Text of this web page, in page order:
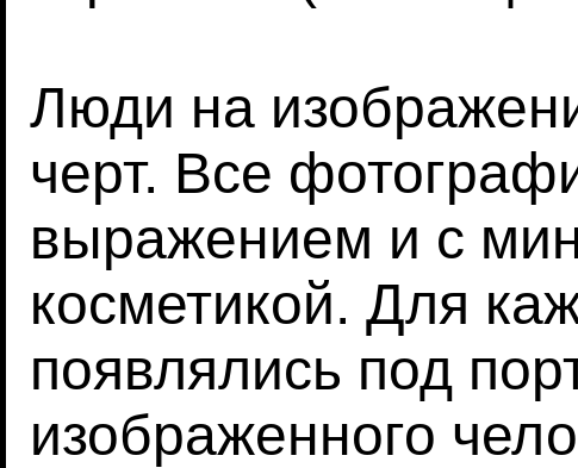
Люди на
черт. Все
выражением и с
косметикой. Для
появлялись под
изображенного